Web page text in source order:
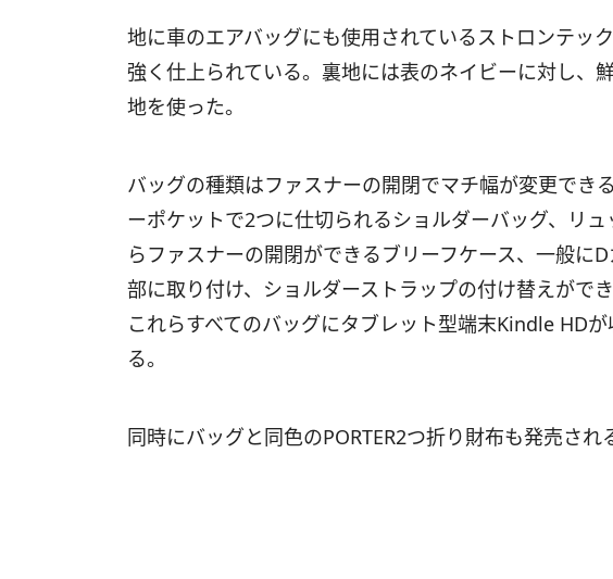
地に車のエアバッグにも使用されているストロンテッ
強く仕上られている。裏地には表のネイビーに対し、
地を使った。
バッグの種類はファスナーの開閉でマチ幅が変更でき
ーポケットで2つに仕切られるショルダーバッグ、リ
らファスナーの開閉ができるブリーフケース、一般に
部に取り付け、ショルダーストラップの付け替えがで
これらすべてのバッグにタブレット型端末Kindle HD
る。
同時にバッグと同色のPORTER2つ折り財布も発売され